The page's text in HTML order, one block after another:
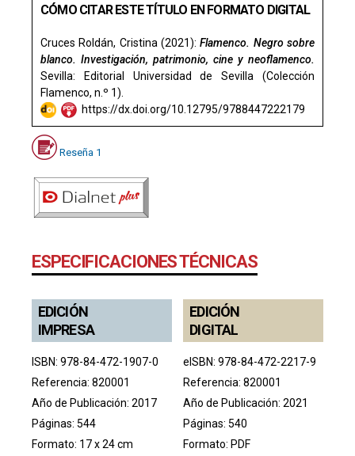
CÓMO CITAR ESTE TÍTULO EN FORMATO DIGITAL
Cruces Roldán, Cristina (2021): Flamenco. Negro sobre
blanco. Investigación, patrimonio, cine y neoflamenco.
Sevilla: Editorial Universidad de Sevilla (Colección
Flamenco, n.º 1).
https://dx.doi.org/10.12795/9788447222179
Reseña 1
ESPECIFICACIONES TÉCNICAS
EDICIÓN
IMPRESA
ISBN: 978-84-472-1907-0
Referencia: 820001
Año de Publicación: 2017
Páginas: 544
Formato: 17 x 24 cm
EDICIÓN
DIGITAL
eISBN: 978-84-472-2217-9
Referencia: 820001
Año de Publicación: 2021
Páginas: 540
Formato: PDF